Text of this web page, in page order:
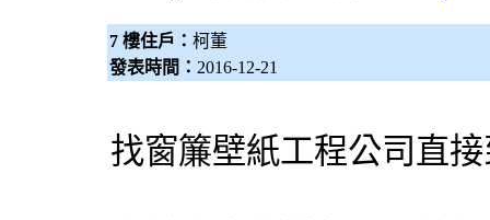
7 樓住戶： 柯董
發表時間： 2016-12-21
找窗簾壁紙工程公司直